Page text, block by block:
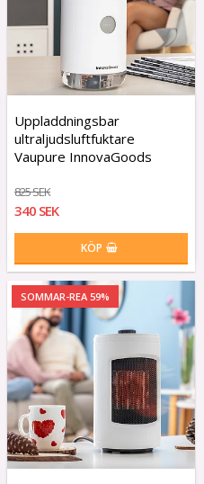
Uppladdningsbar
ultraljudsluftfuktare
Vaupure InnovaGoods
825 SEK
340 SEK
KÖP
SOMMAR-REA 59%